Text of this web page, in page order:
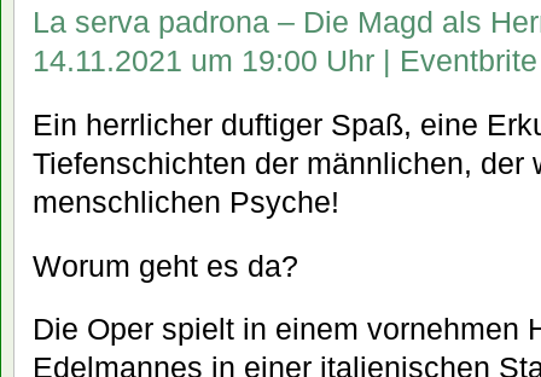
La serva padrona – Die Magd als
14.11.2021 um 19:00 Uhr | Eventbrite
Ein herrlicher duftiger Spaß, eine
Tiefenschichten der männlichen, der
menschlichen Psyche!
Worum geht es da?
Die Oper spielt in einem vornehmen
Edelmannes in einer italienischen